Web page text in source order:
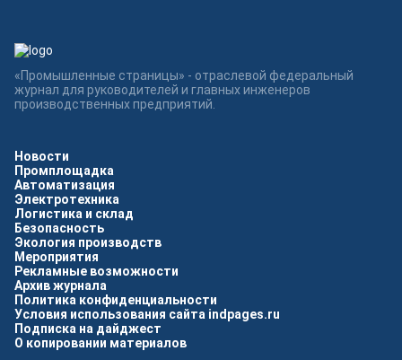
Новости
Промплощадка
Автоматизация
Электротехника
Логистика и склад
Безопасность
Экология производств
Мероприятия
Рекламные возможности
Архив журнала
Политика конфиденциальности
Условия использования сайта indpages.ru
Подписка на дайджест
О копировании материалов
«Промышленные страницы» - отраслевой федеральный
журнал для руководителей и главных инженеров
производственных предприятий.